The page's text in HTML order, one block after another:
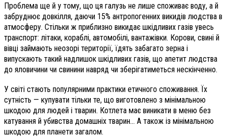
Проблема ще й у тому, що ця галузь не лише споживає воду, а й
забруднює довкілля, даючи 15% антропогенних викидів людства в
атмосферу. Стільки ж приблизно викидає шкідливих газів увесь
транспорт: літаки, кораблі, автомобілі, вантажівки. Корови, свині й
вівці займають неозорі території, їдять забагато зерна і
випускають такий надлишок шкідливих газів, що апетит людства
до яловичини чи свинини навряд чи зберігатиметься нескінченно.
У світі стають популярними практики етичного споживання. Їх
сутність — купувати тільки те, що виготовлено з мінімальною
шкодою для людей і тварин. Котлета має виникати в меню без
катування й убивства домашніх тварин… А також із мінімальною
шкодою для планети загалом.